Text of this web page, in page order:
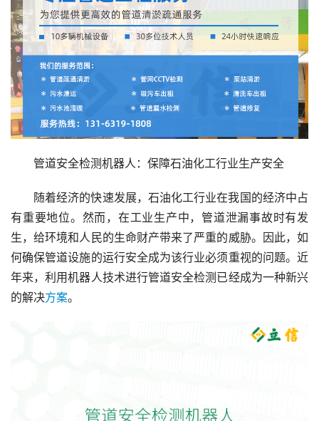
管道安全检测机器人：保障石油化工行业生产安全
随着经济的快速发展，石油化工行业在我国的经济中占
有重要地位。然而，在工业生产中，管道泄漏事故时有发
生，给环境和人民的生命财产带来了严重的威胁。因此，如
何确保管道设施的运行安全成为该行业必须重视的问题。近
年来，利用机器人技术进行管道安全检测已经成为一种新兴
的解决方案。